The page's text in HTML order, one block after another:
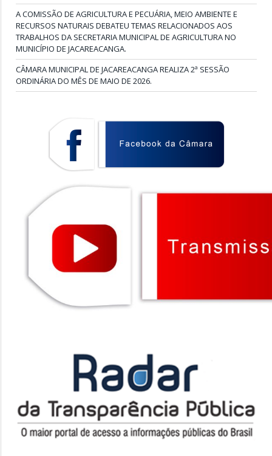
A COMISSÃO DE AGRICULTURA E PECUÁRIA, MEIO AMBIENTE E
RECURSOS NATURAIS DEBATEU TEMAS RELACIONADOS AOS
TRABALHOS DA SECRETARIA MUNICIPAL DE AGRICULTURA NO
MUNICÍPIO DE JACAREACANGA.
CÂMARA MUNICIPAL DE JACAREACANGA REALIZA 2ª SESSÃO
ORDINÁRIA DO MÊS DE MAIO DE 2026.